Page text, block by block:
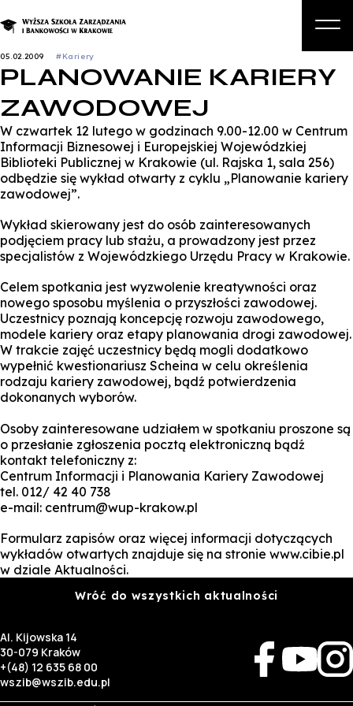
O nas
Studia podyplomowe i kursy
Kandydat
Biznes
05.02.2009 #Kariery
PLANOWANIE KARIERY
ZAWODOWEJ
W czwartek 12 lutego w godzinach 9.00-12.00 w Centrum
Informacji Biznesowej i Europejskiej Wojewódzkiej
Biblioteki Publicznej w Krakowie (ul. Rajska 1, sala 256)
odbędzie się wykład otwarty z cyklu „Planowanie kariery
zawodowej”.
Wykład skierowany jest do osób zainteresowanych
podjęciem pracy lub stażu, a prowadzony jest przez
specjalistów z Wojewódzkiego Urzędu Pracy w Krakowie.
Celem spotkania jest wyzwolenie kreatywności oraz
nowego sposobu myślenia o przyszłości zawodowej.
Uczestnicy poznają koncepcję rozwoju zawodowego,
modele kariery oraz etapy planowania drogi zawodowej.
W trakcie zajęć uczestnicy będą mogli dodatkowo
wypełnić kwestionariusz Scheina w celu określenia
rodzaju kariery zawodowej, bądź potwierdzenia
dokonanych wyborów.
Osoby zainteresowane udziałem w spotkaniu proszone są
o przesłanie zgłoszenia pocztą elektroniczną bądź
kontakt telefoniczny z:
Centrum Informacji i Planowania Kariery Zawodowej
tel. 012/ 42 40 738
e-mail: centrum@wup-krakow.pl
Formularz zapisów oraz więcej informacji dotyczących
wykładów otwartych znajduje się na stronie www.cibie.pl
w dziale Aktualności.
Wróć do wszystkich aktualności
Al. Kijowska 14
30-079 Kraków
+(48) 12 635 68 00
wszib@wszib.edu.pl